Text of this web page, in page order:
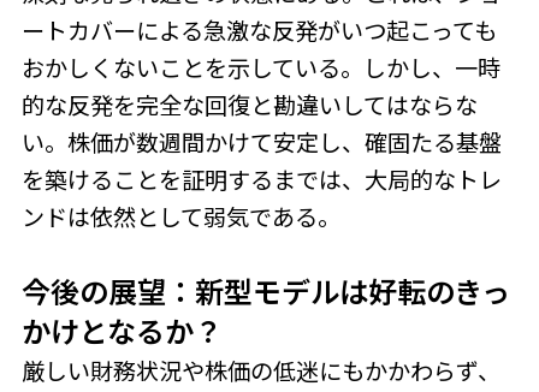
ートカバーによる急激な反発がいつ起こっても
おかしくないことを示している。しかし、一時
的な反発を完全な回復と勘違いしてはならな
い。株価が数週間かけて安定し、確固たる基盤
を築けることを証明するまでは、大局的なトレ
ンドは依然として弱気である。
今後の展望：新型モデルは好転のきっ
かけとなるか？
厳しい財務状況や株価の低迷にもかかわらず、